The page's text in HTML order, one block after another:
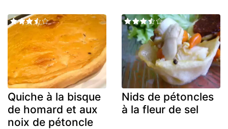
Quiche à la bisque
de homard et aux
noix de pétoncle
Nids de pétoncles
à la fleur de sel